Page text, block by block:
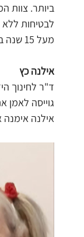
ביותר. צוות
לבטיחות ללא
מעל 15 שנה במגוון פעילויות. תמיד חלמת להיות בקרקס? הגיע הזמן להכיר אותנו:
אילנה כץ
ד"ר לחינוך
גוייסה לאמן
אילנה